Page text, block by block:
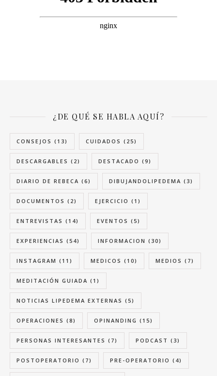
¿DE QUÉ SE HABLA AQUÍ?
CONSEJOS (13) CUIDADOS (25)
DESCARGABLES (2) DESTACADO (9)
DIARIO DE REBECA (6) DIBUJANDOLIPEDEMA (3)
DOCUMENTOS (2) EJERCICIO (1)
ENTREVISTAS (14) EVENTOS (5)
EXPERIENCIAS (54) INFORMACION (30)
INSTAGRAM (11) MEDICOS (10) MEDIOS (7)
MEDITACIÓN GUIADA (1)
NOTICIAS LIPEDEMA EXTERNAS (5)
OPERACIONES (8) OPINANDING (15)
PERSONAS INTERESANTES (7) PODCAST (3)
POSTOPERATORIO (7) PRE-OPERATORIO (4)